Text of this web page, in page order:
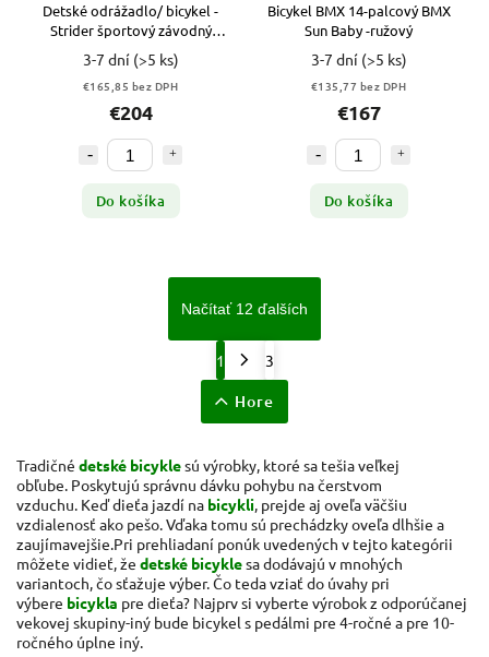
Detské odrážadlo/ bicykel -
Strider športový závodný
bicykel 14 "modrá
3-7 dní (>5 ks)
€165,85 bez DPH
€204
Do košíka
Bicykel BMX 14-palcový BMX
Sun Baby -ružový
3-7 dní (>5 ks)
€135,77 bez DPH
€167
Do košíka
Načítať 12 ďalších
1 3
Hore
Tradičné detské bicyklesú výrobky, ktoré sa tešia veľkej
obľube. Poskytujú správnu dávku pohybu na čerstvom
vzduchu. Keď dieťa jazdí na bicykli, prejde aj oveľa väčšiu
vzdialenosť ako pešo. Vďaka tomu sú prechádzky oveľa dlhšie a
zaujímavejšie.Pri prehliadaní ponúk uvedených v tejto kategórii
môžete vidieť, že detské bicyklesa dodávajú v mnohých
variantoch, čo sťažuje výber. Čo teda vziať do úvahy pri
výbere bicykla pre dieťa? Najprv si vyberte výrobok z odporúčanej
vekovej skupiny-iný bude bicykel s pedálmi pre 4-ročné a pre 10-
ročného úplne iný.